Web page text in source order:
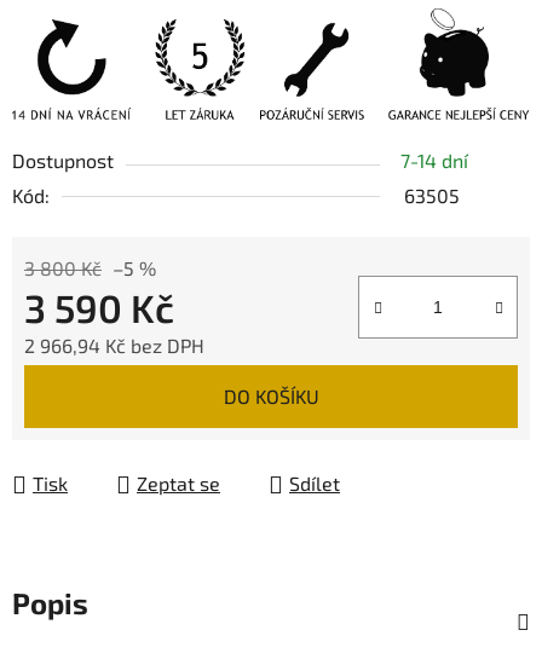
Dostupnost
7-14 dní
Kód:
63505
3 800 Kč –5 %
3 590 Kč
2 966,94 Kč bez DPH
DO KOŠÍKU
Tisk Zeptat se Sdílet
Popis